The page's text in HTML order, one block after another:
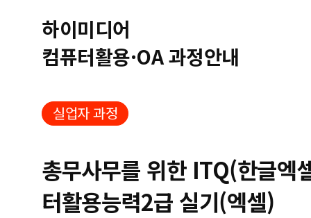
하이미디어
컴퓨터활용·OA 과정안내
실업자 과정
총무사무를 위한 ITQ(한글엑
터활용능력2급 실기(엑셀)